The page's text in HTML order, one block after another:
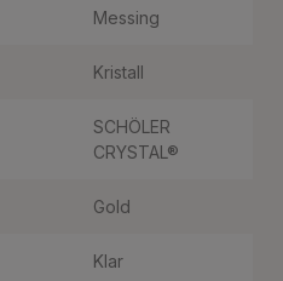
Messing
Kristall
SCHÖLER
CRYSTAL®
Gold
Klar